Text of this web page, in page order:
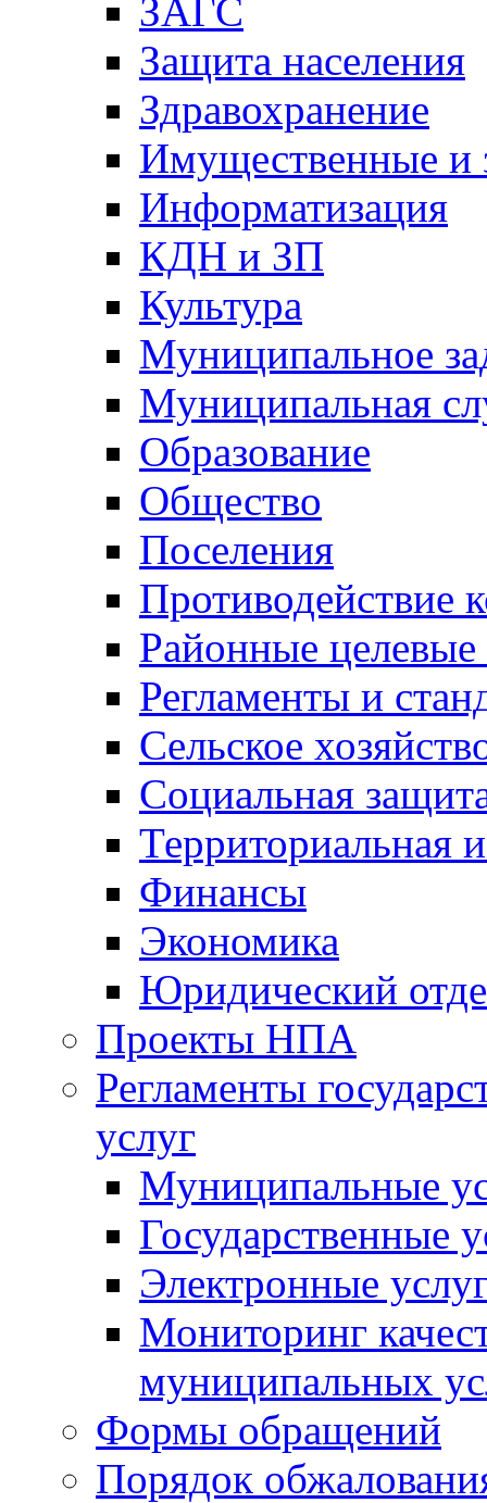
ЗАГС
Защита населения
Здравохранение
Имущественные и
Информатизация
КДН и ЗП
Культура
Муниципальное
Муниципальная
Образование
Общество
Поселения
Противодействие
Районные
Регламенты и
Сельское
Социальная
Территориальная
Финансы
Экономика
Юридический
Проекты НПА
Регламенты
услуг
Муниципальные
Государственные
Электронные
Мониторинг
муниципальных
Формы обращений
Порядок